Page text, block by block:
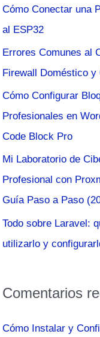
o
r
:
Cómo Conectar una
al ESP32
Errores Comunes al
Firewall Doméstico y
Cómo Configurar
Profesionales en
Code Block Pro
Mi Laboratorio de
Profesional con
Guía Paso a Paso
Todo sobre Laravel:
utilizarlo y
Comentarios
Cómo Instalar y